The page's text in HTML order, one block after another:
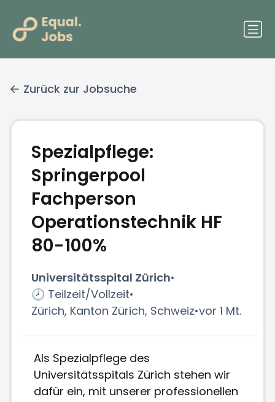
Zurück zur Jobsuche
Spezialpflege:
Springerpool
Fachperson
Operationstechnik HF
80-100%
Universitätsspital Zürich•
🕗 Teilzeit/Vollzeit•
Zürich, Kanton Zürich, Schweiz•vor 1 Mt.
Als Spezialpflege des
Universitätsspitals Zürich stehen wir
dafür ein, mit unserer professionellen